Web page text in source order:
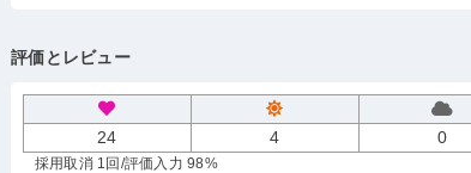
評価とレビュー
24 4 0
採用取消 1回 /評価入力 98%